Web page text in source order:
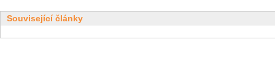
Související články